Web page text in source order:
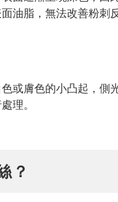
油脂，無法改善粉刺
或膚色的小凸起，側
理。
？